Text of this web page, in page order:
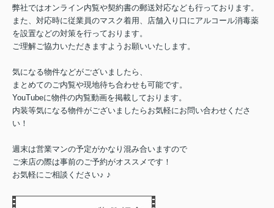
弊社ではオンライン内覧や契約書の郵送対応なども行っております。
また、対応時に従業員のマスク着用、店舗入り口にアルコール消毒薬
を設置などの対策を行っております。
ご理解ご協力いただきますようお願いいたします。
気になる物件などがございましたら、
まとめてのご内覧や現地待ち合わせも可能です。
YouTubeに物件の内覧動画を掲載しております。
内装等気になる物件がございましたらお気軽にお問い合わせくださ
い！
週末は営業マンの予定がかなり混み合いますので
ご来店の際は事前のご予約がオススメです！
お気軽にご相談ください♪ ♪